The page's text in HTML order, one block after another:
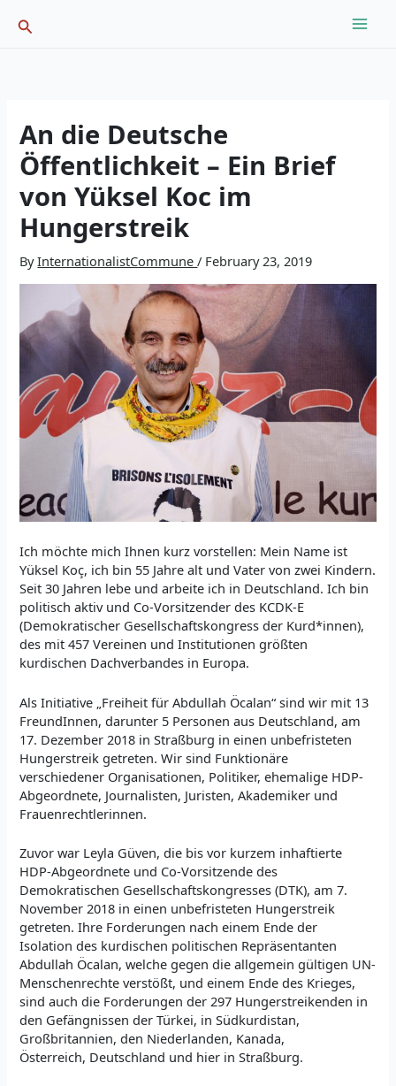
Search
An die Deutsche
Öffentlichkeit – Ein Brief
von Yüksel Koc im
Hungerstreik
ByInternationalistCommune/ February 23, 2019
Ich möchte mich Ihnen kurz vorstellen: Mein Name ist
Yüksel Koç, ich bin 55 Jahre alt und Vater von zwei Kindern.
Seit 30 Jahren lebe und arbeite ich in Deutschland. Ich bin
politisch aktiv und Co-Vorsitzender des KCDK-E
(Demokratischer Gesellschaftskongress der Kurd*innen),
des mit 457 Vereinen und Institutionen größten
kurdischen Dachverbandes in Europa.
Als Initiative „Freiheit für Abdullah Öcalan“ sind wir mit 13
FreundInnen, darunter 5 Personen aus Deutschland, am
17. Dezember 2018 in Straßburg in einen unbefristeten
Hungerstreik getreten. Wir sind Funktionäre
verschiedener Organisationen, Politiker, ehemalige HDP-
Abgeordnete, Journalisten, Juristen, Akademiker und
Frauenrechtlerinnen.
Zuvor war Leyla Güven, die bis vor kurzem inhaftierte
HDP-Abgeordnete und Co-Vorsitzende des
Demokratischen Gesellschaftskongresses (DTK), am 7.
November 2018 in einen unbefristeten Hungerstreik
getreten. Ihre Forderungen nach einem Ende der
Isolation des kurdischen politischen Repräsentanten
Abdullah Öcalan, welche gegen die allgemein gültigen UN-
Menschenrechte verstößt, und einem Ende des Krieges,
sind auch die Forderungen der 297 Hungerstreikenden in
den Gefängnissen der Türkei, in Südkurdistan,
Großbritannien, den Niederlanden, Kanada,
Österreich, Deutschland und hier in Straßburg.